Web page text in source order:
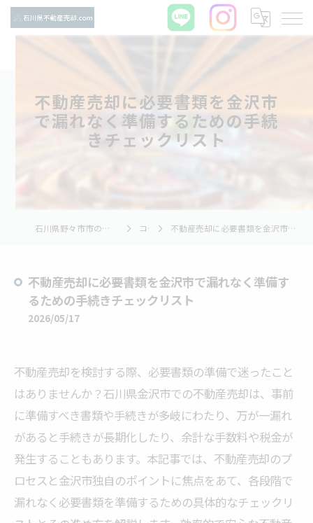
不動産売却に必要書類を金沢市
で漏れなく準備するための手続
きチェックリスト
石川県野々市市の不動産売却ならTNホーム株式会社 コラム 不動産売却に必要書類を金沢市で漏れなく準備するための手続きチェックリスト
不動産売却に必要書類を金沢市で漏れなく準備す
るための手続きチェックリスト
2026/05/17
不動産売却を検討する際、必要書類の準備で迷ったこと
はありませんか？石川県金沢市での不動産売却は、事前
に準備すべき書類や手続きが多岐にわたり、万が一漏れ
があると手続きが長期化したり、余計な手数料や税金が
発生することもあります。本記事では、不動産売却のプ
ロセスと金沢市独自のポイントに焦点をあて、各段階で
漏れなく必要書類を準備するための具体的なチェックリ